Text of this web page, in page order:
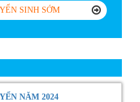
SINH SỚM
NĂM 2024